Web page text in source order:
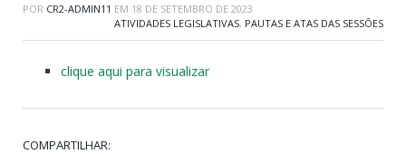
POR CR2-ADMIN11 EM 18 DE SETEMBRO DE 2023
ATIVIDADES LEGISLATIVAS, PAUTAS E ATAS DAS SESSÕES
clique aqui para visualizar
COMPARTILHAR: